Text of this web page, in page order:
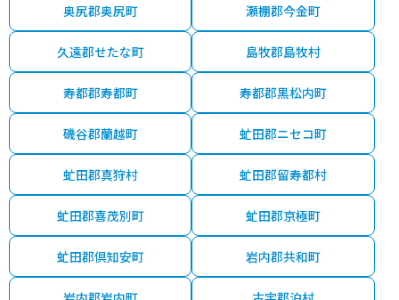
奥尻郡奥尻町 瀬棚郡今金町
久遠郡せたな町 島牧郡島牧村
寿都郡寿都町 寿都郡黒松内町
磯谷郡蘭越町 虻田郡ニセコ町
虻田郡真狩村 虻田郡留寿都村
虻田郡喜茂別町 虻田郡京極町
虻田郡倶知安町 岩内郡共和町